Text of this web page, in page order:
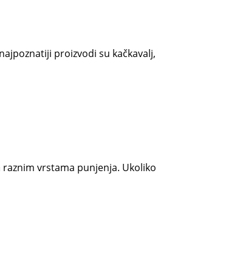
proizvodi su kačkavalj,
vrstama punjenja. Ukoliko